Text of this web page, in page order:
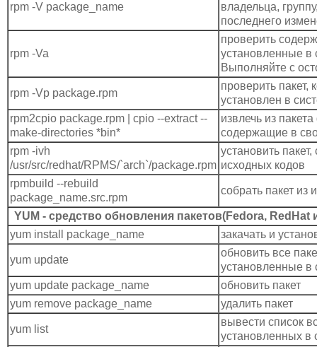
rpm -V package_name
владельца,
последнего
rpm -Va
проверить
установленные в
Выполняйте с
rpm -Vp package.rpm
проверить пакет,
установлен в
rpm2cpio package.rpm | cpio --extract --
make-directories *bin*
извлечь из
содержащие в
rpm -ivh
/usr/src/redhat/RPMS/`arch`/package.rpm
установить
исходных кодов
rpmbuild --rebuild
package_name.src.rpm
собрать пакет из
YUM - средство обновления пакетов(Fedora, RedHat
yum install package_name
закачать и
yum update
обновить все
установленные в
yum update package_name
обновить пакет
yum remove package_name
удалить пакет
yum list
вывести список
установленных в